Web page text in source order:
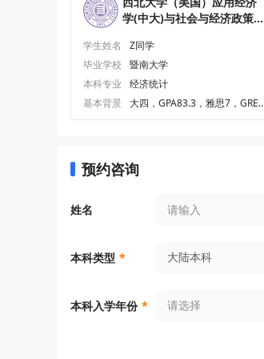
学(中大)与社会与经济政策
offer一枚
学生姓名
Z同学
毕业学校
暨南大学
本科专业
经济统计
基本背景
大四，GPA83.3，雅思7，GRE3
预约咨询
姓名
本科类型 * 大陆本科
本科入学年份 * 请选择